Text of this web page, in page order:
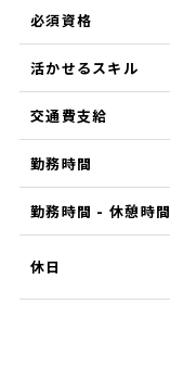
必須資格
活かせるスキル
交通費支給
勤務時間
勤務時間 - 休憩時間
休日